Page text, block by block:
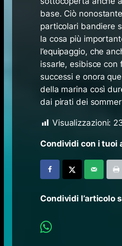
base. Ciò
particolari bandiere
la cosa più
l’equipaggio, che
issarle, esibisce con
successi e onora
della marina così
dai pirati dei
Visualizzazioni:
Condividi con i tuoi
Condividi l’articolo